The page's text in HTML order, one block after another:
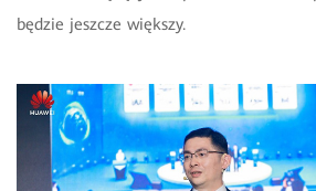
będzie jeszcze większy.